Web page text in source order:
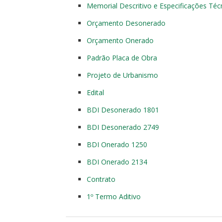
Memorial Descritivo e Especificações
Orçamento Desonerado
Orçamento Onerado
Padrão Placa de Obra
Projeto de Urbanismo
Edital
BDI Desonerado 1801
BDI Desonerado 2749
BDI Onerado 1250
BDI Onerado 2134
Contrato
1º Termo Aditivo